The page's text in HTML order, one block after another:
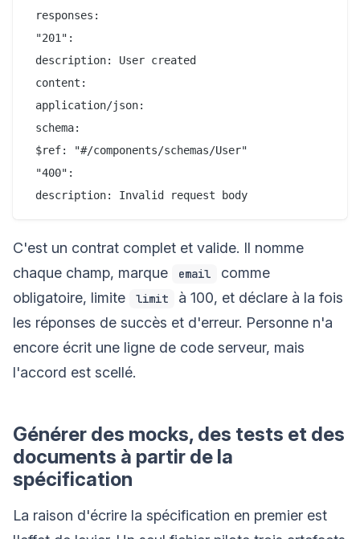
responses:
"201":
description: User created
content:
application/json:
schema:
$ref: "#/components/schemas/User"
"400":
C'est un contrat complet et valide. Il nomme
chaque champ, marque
email
comme
obligatoire, limite
limit
à 100, et déclare à la fois
les réponses de succès et d'erreur. Personne n'a
encore écrit une ligne de code serveur, mais
l'accord est scellé.
Générer des mocks, des tests et des
documents à partir de la
spécification
La raison d'écrire la spécification en premier est